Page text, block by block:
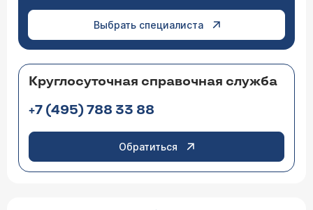
Выбрать специалиста
Круглосуточная справочная служба
+7 (495) 788 33 88
Обратиться